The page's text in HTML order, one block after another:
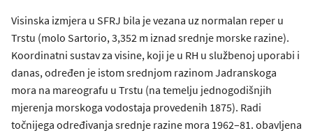
Visinska izmjera u SFRJ bila je vezana uz normalan reper u
Trstu (molo Sartorio, 3,352 m iznad srednje morske razine).
Koordinatni sustav za visine, koji je u RH u službenoj uporabi i
danas, određen je istom srednjom razinom Jadranskoga
mora na mareografu u Trstu (na temelju jednogodišnjih
mjerenja morskoga vodostaja provedenih 1875). Radi
točnijega određivanja srednje razine mora 1962–81. obavljena